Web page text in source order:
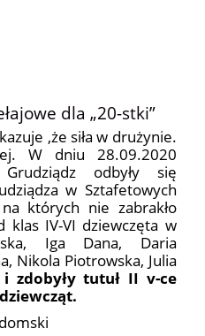
dla „20-stki”
,że siła w drużynie.
W dniu 28.09.2020
odbyły się
w Sztafetowych
na których nie zabrakło
klas IV-VI dziewczęta w
Iga Dana, Daria
Nikola Piotrowska, Julia
zdobyły tutuł II v-ce